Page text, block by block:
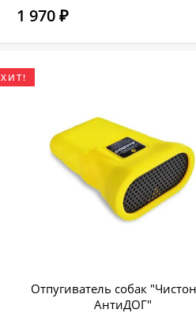
1 970₽
ХИТ!
Отпугиватель собак
АнтиДОГ"